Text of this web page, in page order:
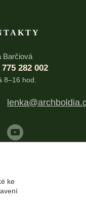
Barčiová
282 002
8–16 hod.
ke